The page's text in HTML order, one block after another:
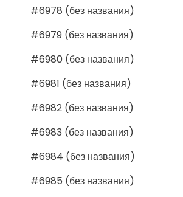
#6978 (без названия)
#6979 (без названия)
#6980 (без названия)
#6981 (без названия)
#6982 (без названия)
#6983 (без названия)
#6984 (без названия)
#6985 (без названия)